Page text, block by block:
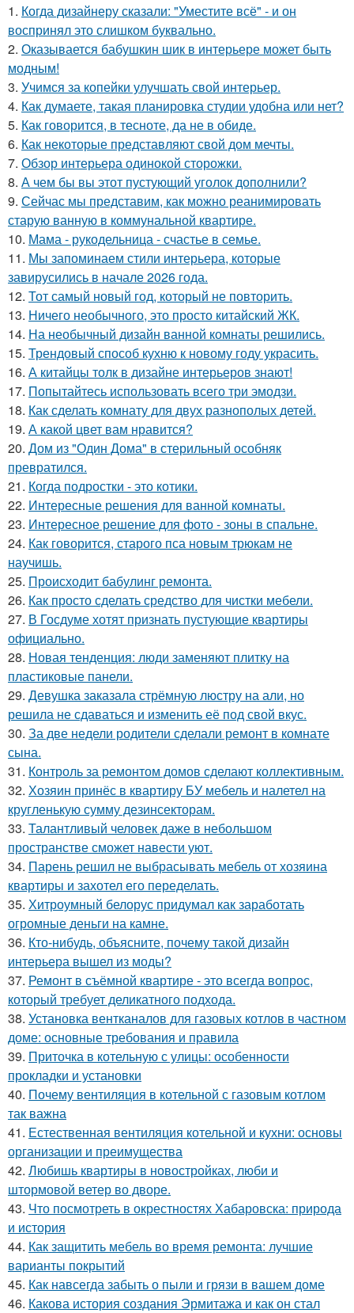
1. Когда дизайнеру сказали: "Уместите всё" - и он
воспринял это слишком буквально.
2. Оказывается бабушкин шик в интерьере может быть
модным!
3. Учимся за копейки улучшать свой интерьер.
4. Как думаете, такая планировка студии удобна или нет?
5. Как говорится, в тесноте, да не в обиде.
6. Как некоторые представляют свой дом мечты.
7. Обзор интерьера одинокой сторожки.
8. А чем бы вы этот пустующий уголок дополнили?
9. Сейчас мы представим, как можно реанимировать
старую ванную в коммунальной квартире.
10. Мама - рукодельница - счастье в семье.
11. Мы запоминаем стили интерьера, которые
завирусились в начале 2026 года.
12. Тот самый новый год, который не повторить.
13. Ничего необычного, это просто китайский ЖК.
14. На необычный дизайн ванной комнаты решились.
15. Трендовый способ кухню к новому году украсить.
16. А китайцы толк в дизайне интерьеров знают!
17. Попытайтесь использовать всего три эмодзи.
18. Как сделать комнату для двух разнополых детей.
19. А какой цвет вам нравится?
20. Дом из "Один Дома" в стерильный особняк
превратился.
21. Когда подростки - это котики.
22. Интересные решения для ванной комнаты.
23. Интересное решение для фото - зоны в спальне.
24. Как говорится, старого пса новым трюкам не
научишь.
25. Происходит бабулинг ремонта.
26. Как просто сделать средство для чистки мебели.
27. В Госдуме хотят признать пустующие квартиры
официально.
28. Новая тенденция: люди заменяют плитку на
пластиковые панели.
29. Девушка заказала стрёмную люстру на али, но
решила не сдаваться и изменить её под свой вкус.
30. За две недели родители сделали ремонт в комнате
сына.
31. Контроль за ремонтом домов сделают коллективным.
32. Хозяин принёс в квартиру БУ мебель и налетел на
кругленькую сумму дезинсекторам.
33. Талантливый человек даже в небольшом
пространстве сможет навести уют.
34. Парень решил не выбрасывать мебель от хозяина
квартиры и захотел его переделать.
35. Хитроумный белорус придумал как заработать
огромные деньги на камне.
36. Кто-нибудь, объясните, почему такой дизайн
интерьера вышел из моды?
37. Ремонт в съёмной квартире - это всегда вопрос,
который требует деликатного подхода.
38. Установка вентканалов для газовых котлов в частном
доме: основные требования и правила
39. Приточка в котельную с улицы: особенности
прокладки и установки
40. Почему вентиляция в котельной с газовым котлом
так важна
41. Естественная вентиляция котельной и кухни: основы
организации и преимущества
42. Любишь квартиры в новостройках, люби и
штормовой ветер во дворе.
43. Что посмотреть в окрестностях Хабаровска: природа
и история
44. Как защитить мебель во время ремонта: лучшие
варианты покрытий
45. Как навсегда забыть о пыли и грязи в вашем доме
46. Какова история создания Эрмитажа и как он стал